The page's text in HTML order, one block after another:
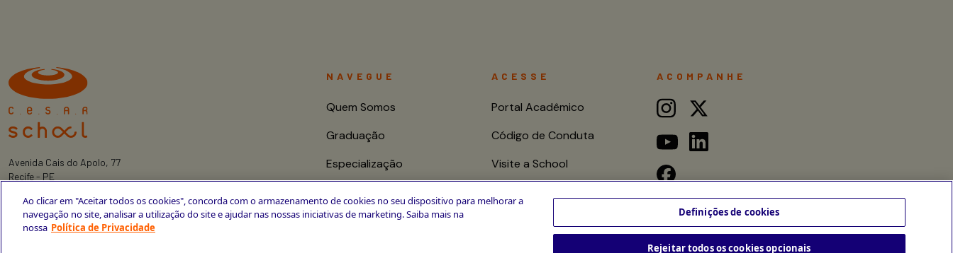
Avenida Cais do Apolo, 77
Recife - PE
+55 81 3419-6700
NAVEGUE
Quem Somos
Graduação
Especialização
Cursos de Curta
ACESSE
Portal Acadêmico
Código de Conduta
Visite a School
ACOMPANHE
Ao clicar em "Aceitar todos os cookies", concorda com o armazenamento de cookies no seu dispositivo para melhorar a
navegação no site, analisar a utilização do site e ajudar nas nossas iniciativas de marketing. Saiba mais na
nossa Política de Privacidade
Definições de cookies
Rejeitar todos os cookies opcionais